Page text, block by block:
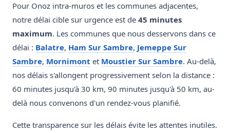
Pour Onoz intra-muros et les communes adjacentes,
notre délai cible sur urgence est de 45 minutes
maximum. Les communes que nous desservons dans ce
délai : Balatre, Ham Sur Sambre, Jemeppe Sur
Sambre, Mornimont et Moustier Sur Sambre. Au-delà,
nos délais s'allongent progressivement selon la distance :
60 minutes jusqu'à 30 km, 90 minutes jusqu'à 50 km, au-
delà nous convenons d'un rendez-vous planifié.
Cette transparence sur les délais évite les attentes inutiles.